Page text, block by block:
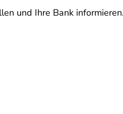
und Ihre Bank informieren.